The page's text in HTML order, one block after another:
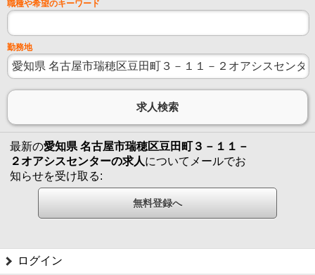
職種や希望のキーワード
勤務地
最新の愛知県 名古屋市瑞穂区豆田町３－１１－
２オアシスセンターの求人についてメールでお
知らせを受け取る:
ログイン